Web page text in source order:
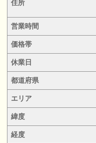
住所
営業時間
価格帯
休業日
都道府県
エリア
緯度
経度